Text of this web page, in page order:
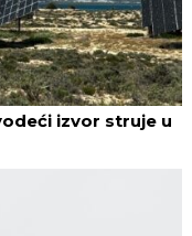
izvor struje u